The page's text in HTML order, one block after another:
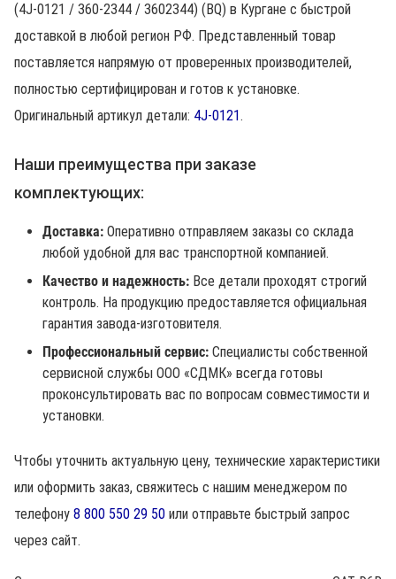
(4J-0121 / 360-2344 / 3602344) (BQ) в Кургане с быстрой
доставкой в любой регион РФ. Представленный товар
поставляется напрямую от проверенных производителей,
полностью сертифицирован и готов к установке.
Оригинальный артикул детали: 4J-0121.
Наши преимущества при заказе
комплектующих:
Доставка: Оперативно отправляем заказы со склада
любой удобной для вас транспортной компанией.
Качество и надежность: Все детали проходят строгий
контроль. На продукцию предоставляется официальная
гарантия завода-изготовителя.
Профессиональный сервис: Специалисты собственной
сервисной службы ООО «СДМК» всегда готовы
проконсультировать вас по вопросам совместимости и
установки.
Чтобы уточнить актуальную цену, технические характеристики
или оформить заказ, свяжитесь с нашим менеджером по
телефону 8 800 550 29 50 или отправьте быстрый запрос
через сайт.